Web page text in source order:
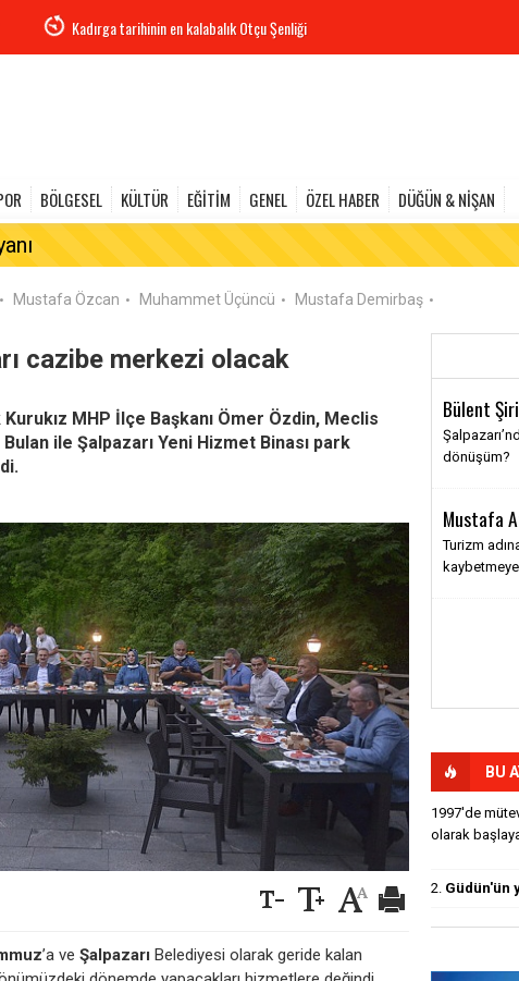
Kadırga tarihinin en kalabalık Otçu Şenliği
BÖLGESEL KÜLTÜR EĞİTİM GENEL ÖZEL HABER DÜĞÜN & NİŞAN
• Mustafa Özcan • Muhammet Üçüncü • Mustafa Demirbaş •
cazibe merkezi olacak
MHP İlçe Başkanı Ömer Özdin, Meclis
ile Şalpazarı Yeni Hizmet Binası park
’a ve Şalpazarı Belediyesi olarak geride kalan
Bülent
dönüşüm?
Mustafa
Turizm
BU
1997'de
olarak
2. Güdün'ün